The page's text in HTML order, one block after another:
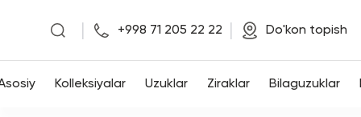
Asosiy
+998 71 205 22 22 Do'kon topish
Kolleksiyalar Uzuklar Ziraklar Bilaguzuklar